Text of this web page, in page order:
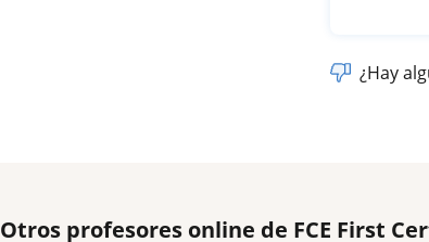
¿Hay
Otros profesores online de FCE First